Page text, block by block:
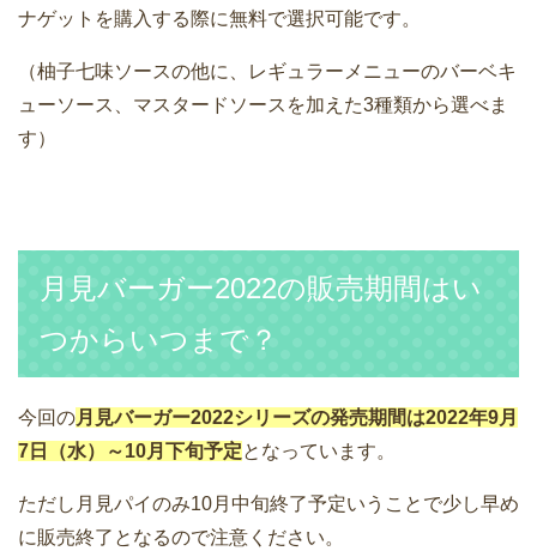
ナゲットを購入する際に無料で選択可能です。
（柚子七味ソースの他に、レギュラーメニューのバーベキ
ューソース、マスタードソースを加えた3種類から選べま
す）
月見バーガー2022の販売期間はい
つからいつまで？
今回の月見バーガー2022シリーズの発売期間は2022年9月
7日（水）～10月下旬予定となっています。
ただし月見パイのみ10月中旬終了予定いうことで少し早め
に販売終了となるので注意ください。